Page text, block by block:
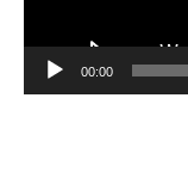
00:00